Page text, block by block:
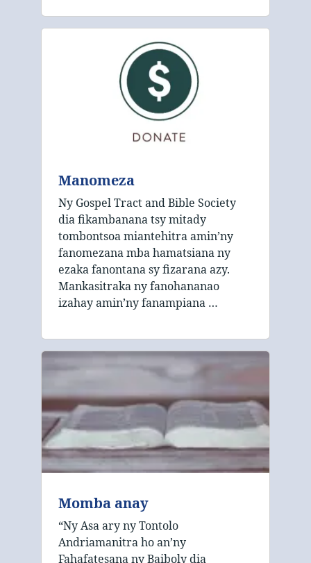
Manomeza
Ny Gospel Tract and Bible Society
dia fikambanana tsy mitady
tombontsoa miantehitra amin’ny
fanomezana mba hamatsiana ny
ezaka fanontana sy fizarana azy.
Mankasitraka ny fanohananao
izahay amin’ny fanampiana …
Momba anay
“Ny Asa ary ny Tontolo
Andriamanitra ho an’ny
Fahafatesana ny Baiboly dia